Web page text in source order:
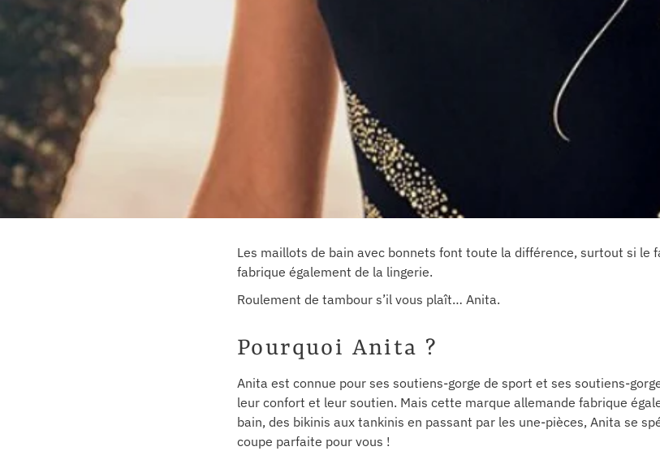
Les maillots de bain avec bonnets font toute la différence, surtout si le
fabrique également de la lingerie.
Roulement de tambour s’il vous plaît… Anita.
Pourquoi Anita ?
Anita est connue pour ses soutiens-gorge de sport et ses soutiens-
leur confort et leur soutien. Mais cette marque allemande fabrique
bain, des bikinis aux tankinis en passant par les une-pièces, Anita se
coupe parfaite pour vous !